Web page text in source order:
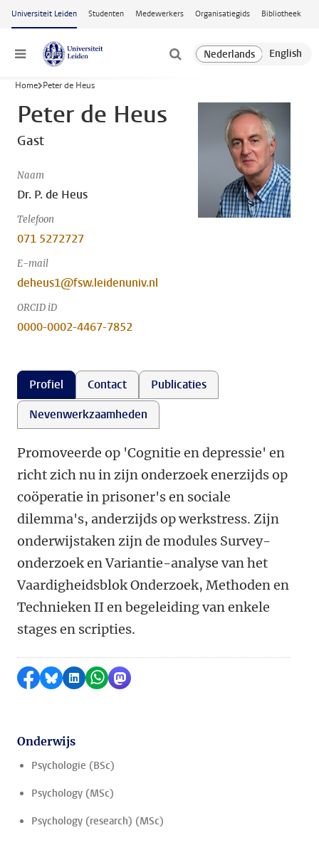
Ga naar hoofdinhoud
Universiteit Leiden Studenten Medewerkers Organisatiegids Bibliotheek
Menu
Home Peter de Heus
Peter de Heus
Gast
Naam
Dr. P. de Heus
Telefoon
071 5272727
E-mail
deheus1@fsw.leidenuniv.nl
ORCID iD
0000-0002-4467-7852
Profiel Contact
Publicaties
Nevenwerkzaamheden
Promoveerde op 'Cognitie en depressie' en
richt zich nu in zijn onderzoek enerzijds op
coöperatie in prisoner's en sociale
dilemma's, anderzijds op werkstress. Zijn
onderwijstaken zijn de modules Survey-
onderzoek en Variantie-analyse van het
Vaardigheidsblok Onderzoek, Methoden en
Technieken II en begeleiding van enkele
stages en scripties.
Delen op Facebook
Delen via Bluesky
Delen op LinkedIn
Delen via WhatsApp
Delen via Mastodon
Onderwijs
Psychologie (BSc)
Psychology (MSc)
Psychology (research) (MSc)